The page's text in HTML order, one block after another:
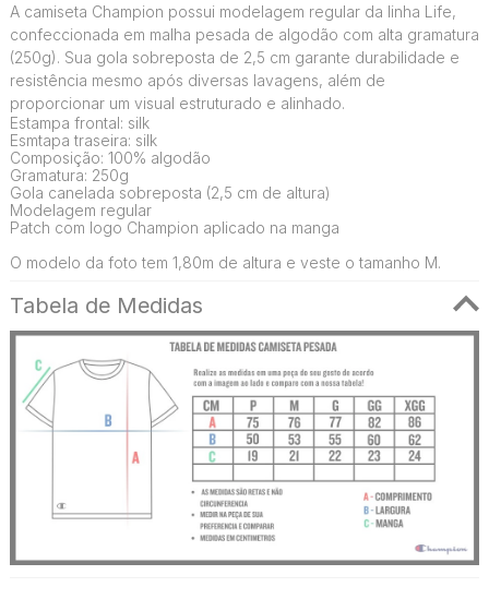
A camiseta Champion possui modelagem regular da linha Life,
confeccionada em malha pesada de algodão com alta gramatura
(250g). Sua gola sobreposta de 2,5 cm garante durabilidade e
resistência mesmo após diversas lavagens, além de
proporcionar um visual estruturado e alinhado.
Estampa frontal: silk
Esmtapa traseira: silk
Composição: 100% algodão
Gramatura: 250g
Gola canelada sobreposta (2,5 cm de altura)
Modelagem regular
Patch com logo Champion aplicado na manga
O modelo da foto tem 1,80m de altura e veste o tamanho M.
Tabela de Medidas